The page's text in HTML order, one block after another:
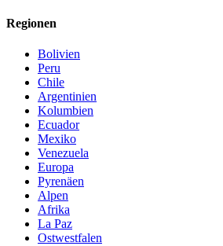
Regionen
Bolivien
Peru
Chile
Argentinien
Kolumbien
Ecuador
Mexiko
Venezuela
Europa
Pyrenäen
Alpen
Afrika
La Paz
Ostwestfalen